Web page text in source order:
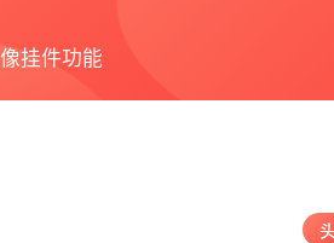
挂件功能